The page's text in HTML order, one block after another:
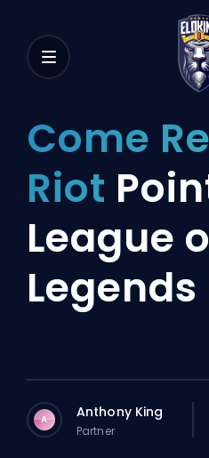
Come
Riot
League
Legends
A Anthony King
Partner